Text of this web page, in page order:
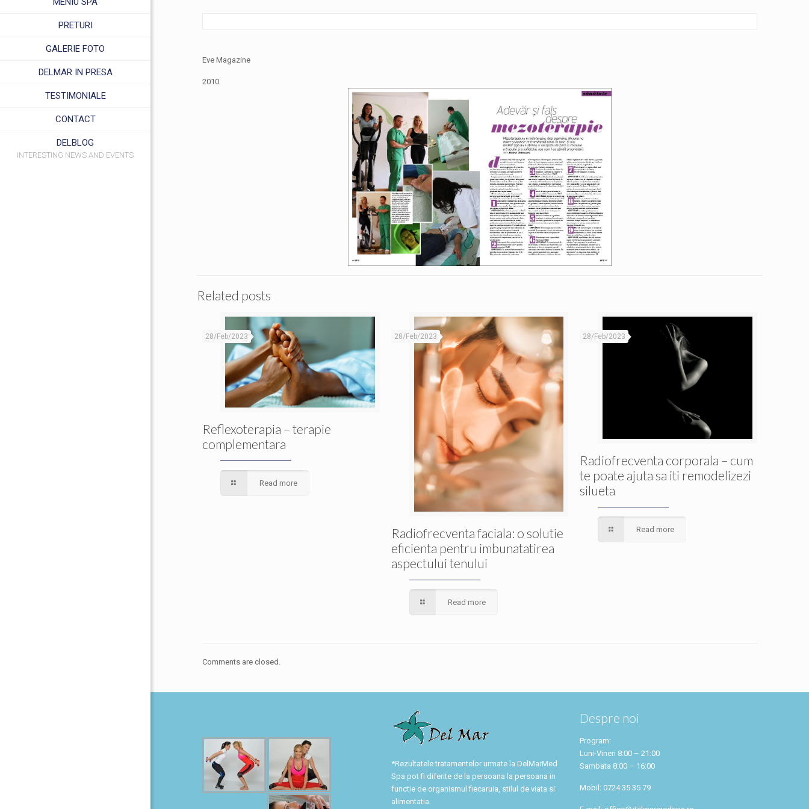
PRETURI
GALERIE FOTO
DELMAR IN PRESA
TESTIMONIALE
CONTACT
DELBLOG
INTERESTING NEWS AND EVENTS
Eve Magazine
2010
Related posts
28/Feb/2023
Reflexoterapia – terapie
complementara
Read more
28/Feb/2023
Radiofrecventa faciala: o solutie
eficienta pentru imbunatatirea
aspectului tenului
Read more
28/Feb/2023
Radiofrecventa corporala – cum
te poate ajuta sa iti remodelizezi
silueta
Read more
Comments are closed.
*Rezultatele tratamentelor urmate la DelMarMed
Spa pot fi diferite de la persoana la persoana in
functie de organismul fiecaruia, stilul de viata si
alimentatia.
Despre noi
Program:
Luni-Vineri 8:00 – 21:00
Sambata 8:00 – 16:00
Mobil: 0724 35 35 79